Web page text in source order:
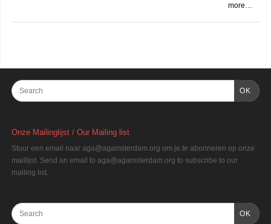
more…
OK
Onze Mailinglijst / Our Mailing list
Stuur een email naar aga@agamsterdam.org om je te abonneren op onze
maillijst. Send an email to aga@agamsterdam.org to subscribe to our
mailing list.
OK